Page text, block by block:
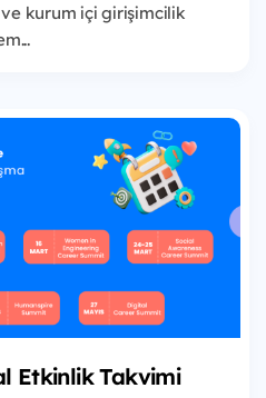
kurum içi girişimcilik
Etkinlik Takvimi